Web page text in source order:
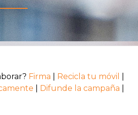
Firma Recicla tu móvil
Difunde la campaña